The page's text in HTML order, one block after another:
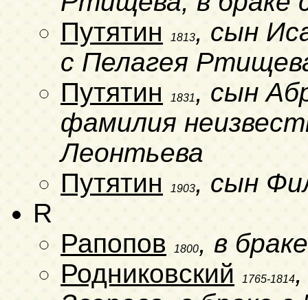
Путятин
1813, сын
с Пелагея
Путятин
1831, сын
фамилия
Леонтьева
Путятин
1903, сын
R
Рапопов
1800, в
Родниковский
1765-1814